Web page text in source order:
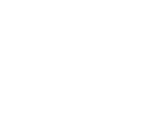
не отрицают
вовлечённости.
разными
на окружающий